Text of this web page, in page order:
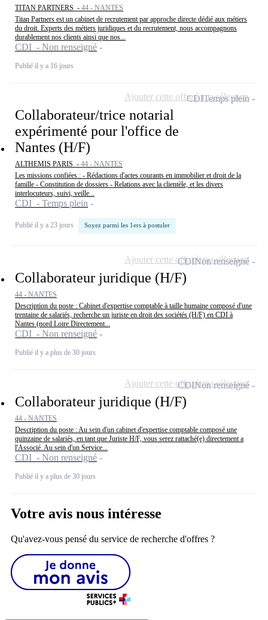
TITAN PARTNERS - 44 - NANTES
Titan Partners est un cabinet de recrutement par approche directe dédié aux métiers
du droit. Experts des métiers juridiques et du recrutement, nous accompagnons
durablement nos clients ainsi que nos...
CDI - Non renseigné
Publié il y a 16 jours
Collaborateur/trice notarial
expérimenté pour l'office de
Nantes (H/F)
ALTHEMIS PARIS - 44 - NANTES
Les missions confiées : - Rédactions d'actes courants en immobilier et droit de la
famille - Constitution de dossiers - Relations avec la clientèle, et les divers
interlocuteurs, suivi, veille...
CDI - Temps plein
Publié il y a 23 jours Soyez parmi les 1ers à postuler
CDITemps plein
Ajouter cette offre à ma sélection
Collaborateur juridique (H/F)
44 - NANTES
Description du poste : Cabinet d'expertise comptable à taille humaine composé d'une
trentaine de salariés, recherche un juriste en droit des sociétés (H/F) en CDI à
Nantes (nord Loire Directement...
CDI - Non renseigné
Publié il y a plus de 30 jours
CDINon renseigné
Ajouter cette offre à ma sélection
Collaborateur juridique (H/F)
44 - NANTES
Description du poste : Au sein d'un cabinet d'expertise comptable composé une
quinzaine de salariés, en tant que Juriste H/F, vous serez rattaché(e) directement a
l'Associé. Au sein d'un Service...
CDI - Non renseigné
Publié il y a plus de 30 jours
CDINon renseigné
Ajouter cette offre à ma sélection
Votre avis nous intéresse
Qu'avez-vous pensé du service de recherche d'offres ?